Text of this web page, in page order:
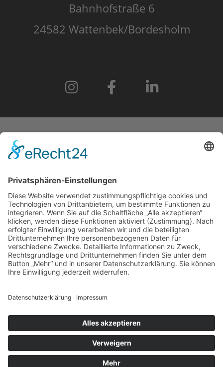
Bahnhofstraße 6
24582 Wattenbek/Bordesholm
DATENSCHUTZERKLÄRUNG
BARRIEREFREIHEITSERKLÄRUNG
GEWINNSPIELRICHTLINIEN
COOKIE-EINSTELLUNGEN
AGB